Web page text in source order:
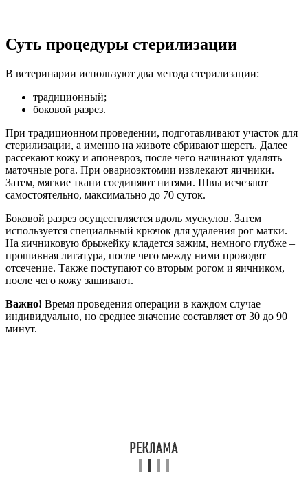
Суть процедуры стерилизации
В ветеринарии используют два метода стерилизации:
традиционный;
боковой разрез.
При традиционном проведении, подготавливают участок для
стерилизации, а именно на животе сбривают шерсть. Далее
рассекают кожу и апоневроз, после чего начинают удалять
маточные рога. При овариоэктомии извлекают яичники.
Затем, мягкие ткани соединяют нитями. Швы исчезают
самостоятельно, максимально до 70 суток.
Боковой разрез осуществляется вдоль мускулов. Затем
используется специальный крючок для удаления рог матки.
На яичниковую брыжейку кладется зажим, немного глубже –
прошивная лигатура, после чего между ними проводят
отсечение. Также поступают со вторым рогом и яичником,
после чего кожу зашивают.
Важно! Время проведения операции в каждом случае
индивидуально, но среднее значение составляет от 30 до 90
минут.